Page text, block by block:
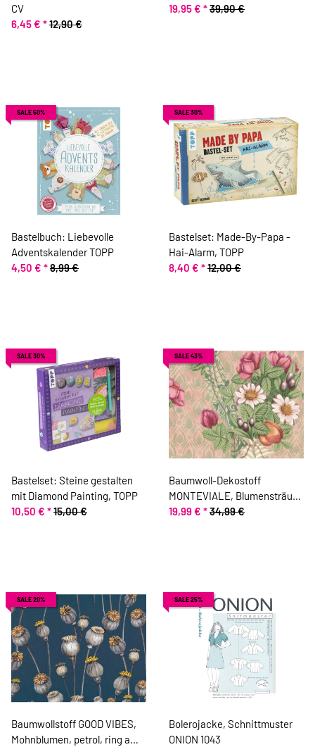
CV
6,45 € *12,90 €
19,95 € *39,90 €
SALE 50%
Bastelbuch: Liebevolle
Adventskalender TOPP
4,50 € *8,99 €
SALE 30%
Bastelset: Made-By-Papa -
Hai-Alarm, TOPP
8,40 € *12,00 €
SALE 30%
Bastelset: Steine gestalten
mit Diamond Painting, TOPP
10,50 € *15,00 €
SALE 43%
Baumwoll-Dekostoff
MONTEVIALE, Blumensträuße
mit Früchten
19,99 € *34,99 €
SALE 20%
Baumwollstoff GOOD VIBES,
Mohnblumen, petrol, ring a
SALE 25%
Bolerojacke, Schnittmuster
ONION 1043